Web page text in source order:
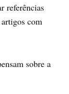
referências
com
sobre a